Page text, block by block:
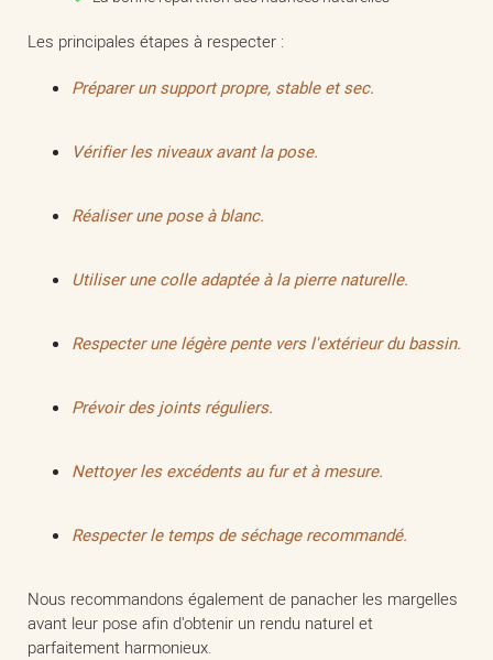
Les principales étapes à respecter :
Préparer un support propre, stable et sec.
Vérifier les niveaux avant la pose.
Réaliser une pose à blanc.
Utiliser une colle adaptée à la pierre naturelle.
Respecter une légère pente vers l'extérieur du bassin.
Prévoir des joints réguliers.
Nettoyer les excédents au fur et à mesure.
Respecter le temps de séchage recommandé.
Nous recommandons également de panacher les margelles
avant leur pose afin d'obtenir un rendu naturel et
parfaitement harmonieux.